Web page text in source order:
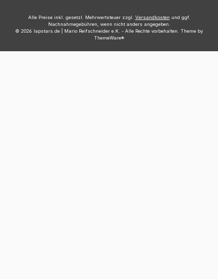
Alle Preise inkl. gesetzl. Mehrwertsteuer zzgl. Versandkosten und ggf.
Nachnahmegebühren, wenn nicht anders angegeben.
© 2026 lapstars.de | Mario Reifschneider e.K. - Alle Rechte vorbehalten. Theme by
ThemeWare®